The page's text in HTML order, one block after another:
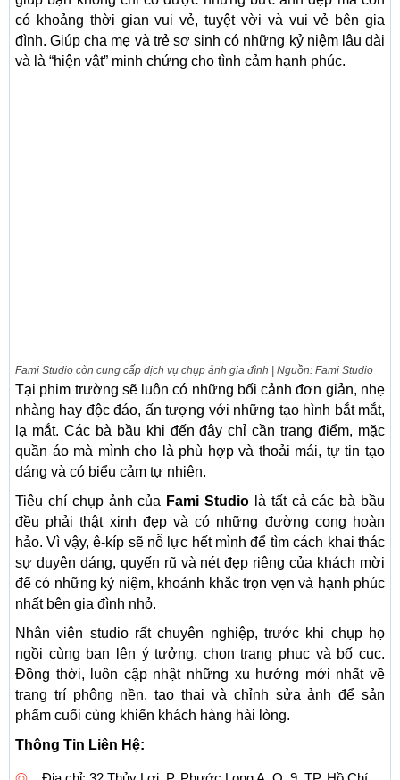
có khoảng thời gian vui vẻ, tuyệt vời và vui vẻ bên gia
đình. Giúp cha mẹ và trẻ sơ sinh có những kỷ niệm lâu dài
và là “hiện vật” minh chứng cho tình cảm hạnh phúc.
Fami Studio còn cung cấp dịch vụ chụp ảnh gia đình | Nguồn: Fami Studio
Tại phim trường sẽ luôn có những bối cảnh đơn giản, nhẹ
nhàng hay độc đáo, ấn tượng với những tạo hình bắt mắt,
lạ mắt. Các bà bầu khi đến đây chỉ cần trang điểm, mặc
quần áo mà mình cho là phù hợp và thoải mái, tự tin tạo
dáng và có biểu cảm tự nhiên.
Tiêu chí chụp ảnh của Fami Studio là tất cả các bà bầu
đều phải thật xinh đẹp và có những đường cong hoàn
hảo. Vì vậy, ê-kíp sẽ nỗ lực hết mình để tìm cách khai thác
sự duyên dáng, quyến rũ và nét đẹp riêng của khách mời
để có những kỷ niệm, khoảnh khắc trọn vẹn và hạnh phúc
nhất bên gia đình nhỏ.
Nhân viên studio rất chuyên nghiệp, trước khi chụp họ
ngồi cùng bạn lên ý tưởng, chọn trang phục và bố cục.
Đồng thời, luôn cập nhật những xu hướng mới nhất về
trang trí phông nền, tạo thai và chỉnh sửa ảnh để sản
phẩm cuối cùng khiến khách hàng hài lòng.
Thông Tin Liên Hệ: